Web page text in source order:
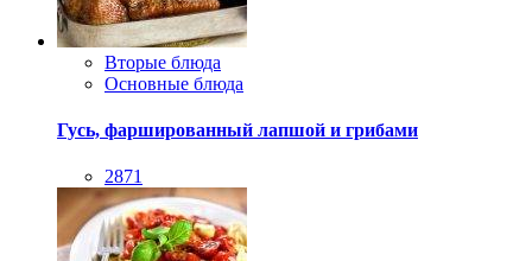
Вторые блюда
Основные блюда
Гусь, фаршированный лапшой и грибами
2871